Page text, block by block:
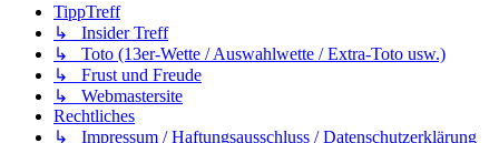
TippTreff
↳ Insider Treff
↳ Toto (13er-Wette / Auswahlwette / Extra-Toto usw.)
↳ Frust und Freude
↳ Webmastersite
Rechtliches
↳ Impressum / Haftungsausschluss / Datenschutzerklärung